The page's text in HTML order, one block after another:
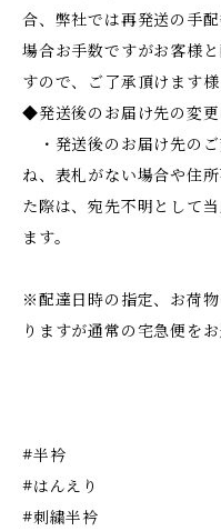
合、弊社では再発送の手
場合お手数ですがお客様
すので、ご了承頂けます
◆発送後のお届け先の変
・発送後のお届け先の
ね、表札がない場合や住
た際は、宛先不明として
ます。
※配達日時の指定、お荷
りますが通常の宅急便をお
#半衿
#はんえり
#刺繍半衿